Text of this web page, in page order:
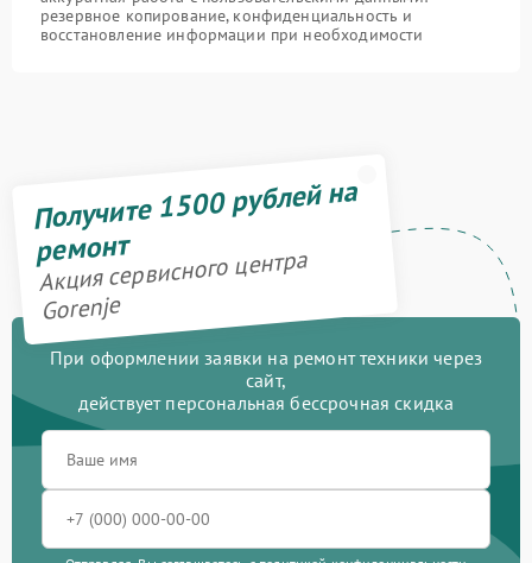
резервное копирование, конфиденциальность и
восстановление информации при необходимости
Получите 1500 рублей на
ремонт
Акция сервисного центра
Gorenje
При оформлении заявки на ремонт техники через
сайт,
действует персональная бессрочная скидка